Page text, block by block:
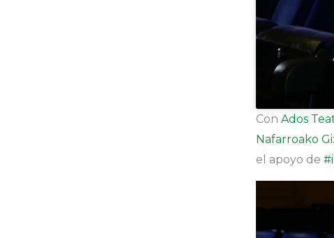
Con Ados
Nafarroako
el apoyo de